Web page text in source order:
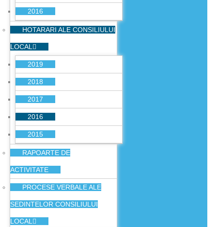
2016
HOTARARI ALE CONSILIULUI
LOCAL
2019
2018
2017
2016
2015
RAPOARTE DE
ACTIVITATE
PROCESE VERBALE ALE
SEDINTELOR CONSILIULUI
LOCAL